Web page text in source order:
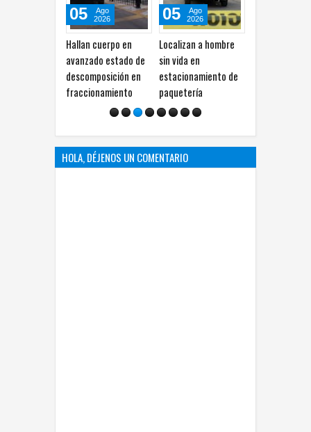
Hallan cuerpo en
avanzado estado de
descomposición en
fraccionamiento
Ago
2026
Localizan a hombre
sin vida en
estacionamiento de
paquetería
05
Ago
2026
Cuestiona Estrada
gobernadora a
05
HOLA, DÉJENOS UN COMENTARIO